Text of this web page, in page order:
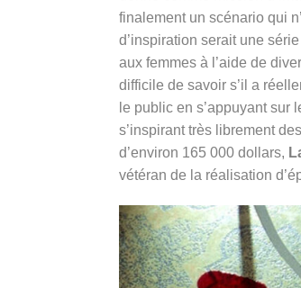
finalement un scénario qui
d’inspiration serait une
aux femmes à l’aide de
difficile de savoir s’il a
le public en s’appuyant sur
s’inspirant très librement
d’environ 165 000 dollars,
vétéran de la réalisation